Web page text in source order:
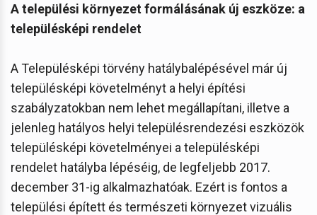
A települési környezet formálásának új eszköze: a
településképi rendelet
A Településképi törvény hatálybalépésével már új
településképi követelményt a helyi építési
szabályzatokban nem lehet megállapítani, illetve a
jelenleg hatályos helyi településrendezési eszközök
településképi követelményei a településképi
rendelet hatályba lépéséig, de legfeljebb 2017.
december 31-ig alkalmazhatóak. Ezért is fontos a
települési épített és természeti környezet vizuális